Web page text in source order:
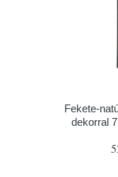
Fekete-
dekorral